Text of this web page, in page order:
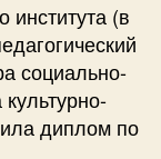
института (в
социально-
диплом по